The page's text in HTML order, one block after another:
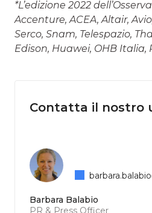
*L’edizione 2022
Accenture, ACEA, Altair,
Serco, Snam, Telespazio,
Edison, Huawei, OHB Italia,
Contatta il nostro
Barbara Balabio
PR & Press Officer